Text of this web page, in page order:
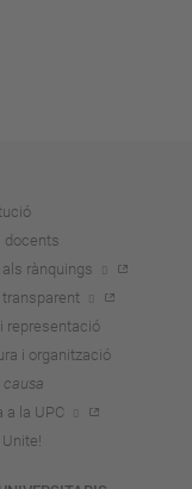
docents
als rànquings
transparent
representació
i organització
causa
a la UPC